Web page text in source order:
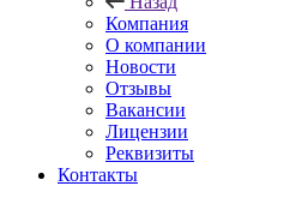
Компания
О компании
Новости
Отзывы
Вакансии
Лицензии
Реквизиты
Контакты